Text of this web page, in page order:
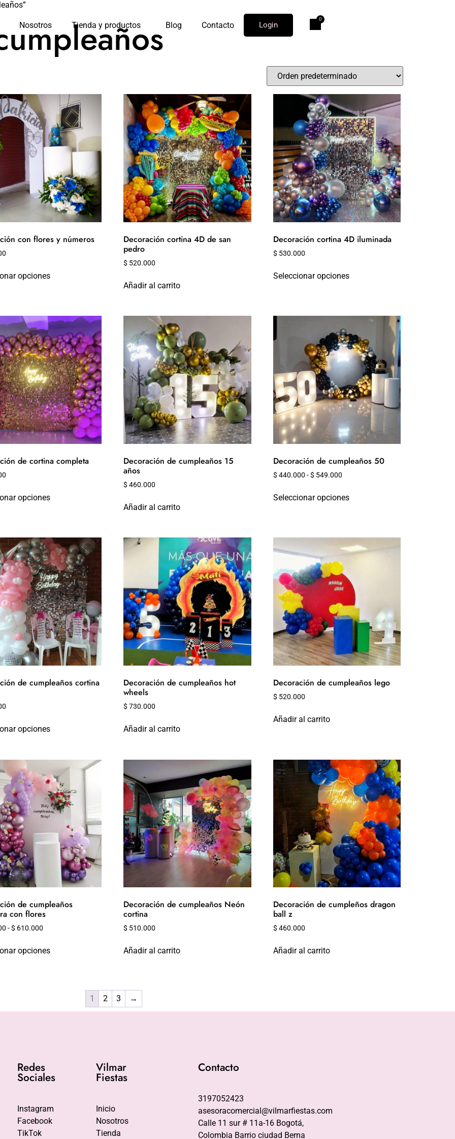
Nosotros Tienda y productos Blog Contacto Login
con flores y números
opciones
Decoración cortina 4D de san
pedro
$ 520.000
Añadir al carrito
Decoración cortina 4D iluminada
$ 530.000
Seleccionar opciones
de cortina completa
opciones
Decoración de cumpleaños 15
años
$ 460.000
Añadir al carrito
Decoración de cumpleaños 50
$ 440.000 -$ 549.000
Seleccionar opciones
de cumpleaños cortina
opciones
Decoración de cumpleaños hot
wheels
$ 730.000
Añadir al carrito
Decoración de cumpleaños lego
$ 520.000
Añadir al carrito
de cumpleaños
con flores
- $ 610.000
opciones
Decoración de cumpleaños Neón
cortina
$ 510.000
Añadir al carrito
Decoración de cumpleños dragon
ball z
$ 460.000
Añadir al carrito
1 2 3 →
Redes
Sociales
Instagram
Facebook
TikTok
Vilmar
Fiestas
Inicio
Nosotros
Tienda
Contacto
3197052423
asesoracomercial@vilmarfiestas.com
Calle 11 sur # 11a-16 Bogotá,
Colombia Barrio ciudad Berna